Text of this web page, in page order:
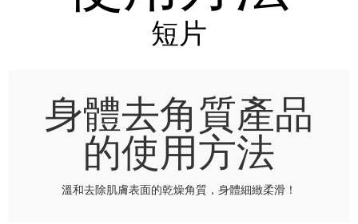
短片
身體去角質產品
的使用方法
溫和去除肌膚表面的乾燥角質，身體細緻柔滑！